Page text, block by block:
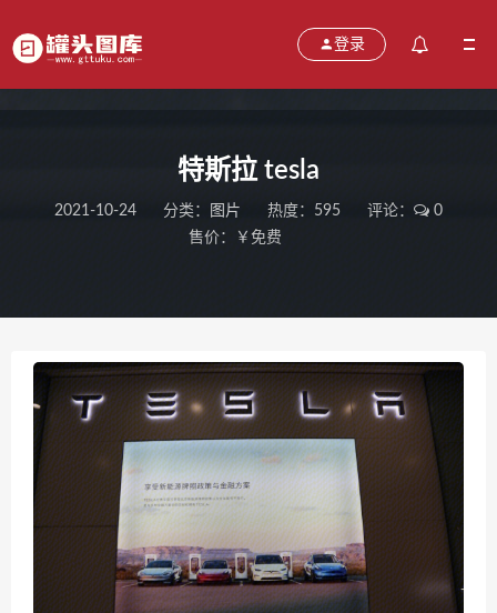
登录
特斯拉 tesla
2021-10-24 分类： 图片 热度：595 评论：
0
售价：￥免费